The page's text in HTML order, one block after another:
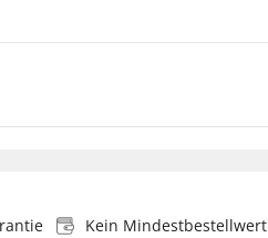
Kein Mindestbestellwert